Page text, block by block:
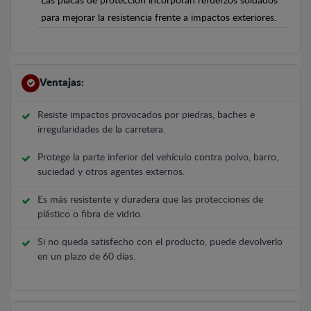
para mejorar la resistencia frente a impactos exteriores.
Ventajas:
Resiste impactos provocados por piedras, baches e
irregularidades de la carretera.
Protege la parte inferior del vehículo contra polvo, barro,
suciedad y otros agentes externos.
Es más resistente y duradera que las protecciones de
plástico o fibra de vidrio.
Si no queda satisfecho con el producto, puede devolverlo
en un plazo de 60 días.